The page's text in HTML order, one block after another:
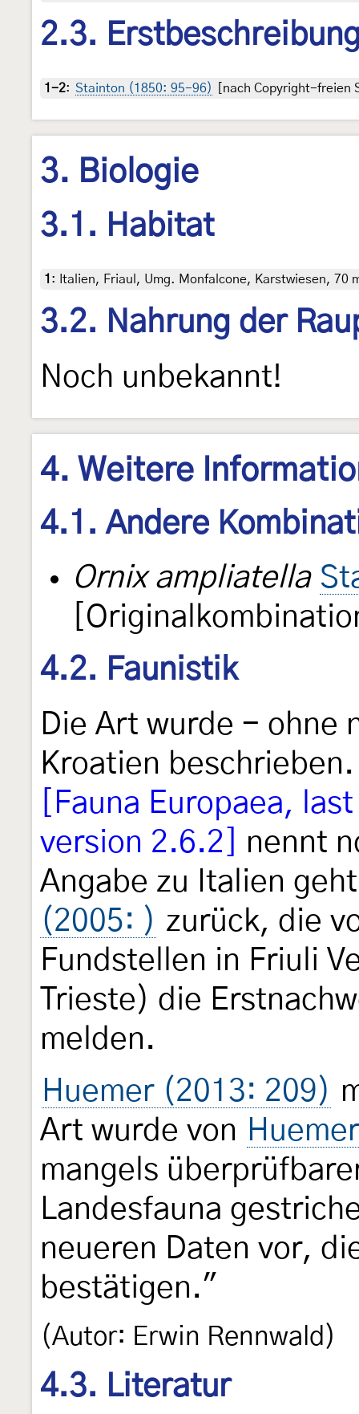
2.3.
1-2: Stainton (1850: 95-96) [nach Copyright-freien
3. Biologie
3.1. Habitat
1 : Italien, Friaul, Umg. Monfalcone, Karstwiesen, 70
3.2. Nahrung der
Noch unbekannt!
4. Weitere
4.1. Andere
Ornix ampliatella
4.2. Faunistik
Die Art wurde - ohne
Kroatien
[Fauna Europaea,
version 2.6.2]
nennt
Angabe zu Italien
(2005: ) zurück, die
Fundstellen in Friuli
Trieste) die
melden.
Huemer (2013: 209)
Art wurde von
mangels
Landesfauna
neueren Daten vor,
bestätigen."
(Autor: Erwin Rennwald)
4.3. Literatur